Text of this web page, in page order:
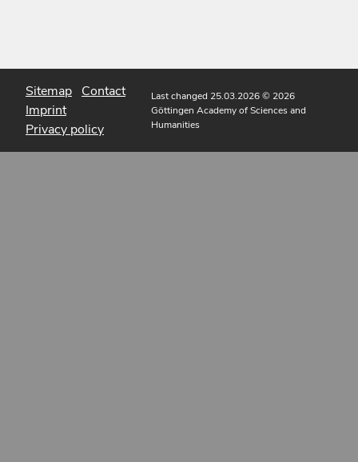
Sitemap Contact
Imprint
Privacy policy
Last changed 25.03.2026© 2026
Göttingen Academy of Sciences and
Humanities